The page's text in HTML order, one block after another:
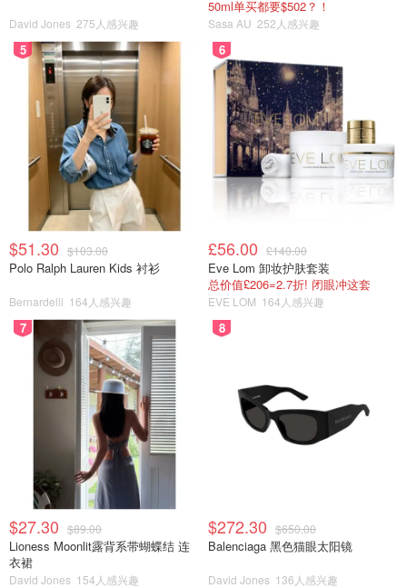
David Jones 275人感兴趣
50ml单买都要$502？！
Sasa AU 252人感兴趣
5
$51.30 $103.00
Polo Ralph Lauren Kids 衬衫
Bernardelli 164人感兴趣
6
£56.00 £140.00
Eve Lom 卸妆护肤套装
总价值£206=2.7折! 闭眼冲这套
EVE LOM 164人感兴趣
7
$27.30 $89.00
Lioness Moonlit露背系带蝴蝶结 连
衣裙
David Jones 154人感兴趣
8
$272.30 $650.00
Balenciaga 黑色猫眼太阳镜
David Jones 136人感兴趣